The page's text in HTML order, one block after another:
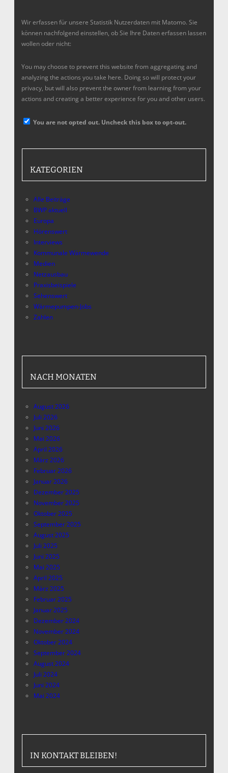
Wir erfassen für unsere Statistik Nutzerdaten mit Matomo. Sie
können nachfolgend einstellen, ob Sie Ihre Daten erfassen lassen
wollen oder nicht:
You may choose to prevent this website from aggregating and
analyzing the actions you take here. Doing so will protect your
privacy, but will also prevent the owner from learning from your
actions and creating a better experience for you and other users.
You are not opted out. Uncheck this box to opt-out.
KATEGORIEN
Alle Beiträge
BWP aktuell
Europa
Hörenswert
Interviews
Kommunale Wärmewende
Medien
Netzausbau
Praxisbeispiele
Sehenswert
Wärmepumpen-Jobs
Zahlen
NACH MONATEN
August 2026
Juli 2026
Juni 2026
Mai 2026
April 2026
März 2026
Februar 2026
Januar 2026
Dezember 2025
November 2025
Oktober 2025
September 2025
August 2025
Juli 2025
Juni 2025
Mai 2025
April 2025
März 2025
Februar 2025
Januar 2025
Dezember 2024
November 2024
Oktober 2024
September 2024
August 2024
Juli 2024
Juni 2024
Mai 2024
IN KONTAKT BLEIBEN!